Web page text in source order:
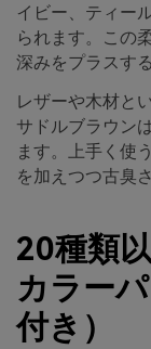
イビー、ティー
られます。この
深みをプラスす
レザーや木材と
サドルブラウン
ます。上手く使
を加えつつ古臭
20種類
カラー
付き）